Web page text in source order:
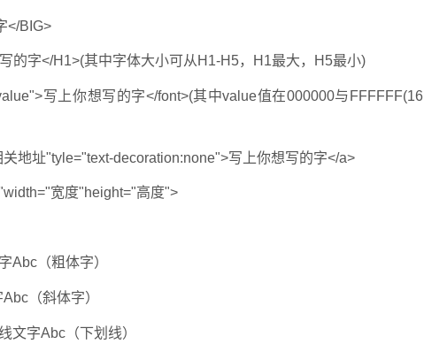
</BIG>
的字</H1>(其中字体大小可从H1-H5，H1最大，H5最小)
写上你想写的字</font>(其中value值在000000与FFFFFF(16
地址"tyle="text-decoration:none">写上你想写的字</a>
宽度"height="高度">
Abc（粗体字）
（斜体字）
文字Abc（下划线）